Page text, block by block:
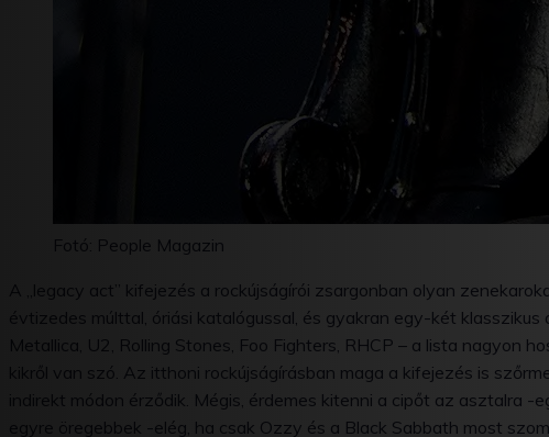
WhatsApp
Fotó: People Magazin
A „legacy act” kifejezés a rockújságírói zsargonban olyan
évtizedes múlttal, óriási katalógussal, és gyakran egy-két
Metallica, U2, Rolling Stones, Foo Fighters, RHCP – a lista nagyon
kikről van szó. Az itthoni rockújságírásban maga a kifejezés is
indirekt módon érződik. Mégis, érdemes kitenni a cipőt az
egyre öregebbek -elég, ha csak Ozzy és a Black Sabbath most